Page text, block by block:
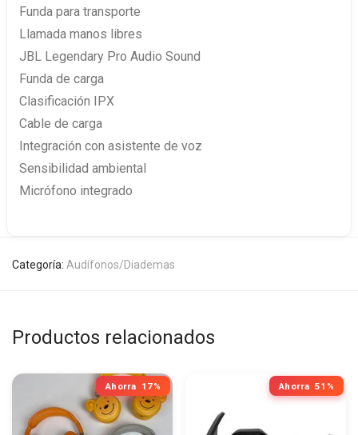
Funda para transporte
Llamada manos libres
JBL Legendary Pro Audio Sound
Funda de carga
Clasificación IPX
Cable de carga
Integración con asistente de voz
Sensibilidad ambiental
Micrófono integrado
Categoría: Audífonos/Diademas
Productos relacionados
Ahorra 17% Ahorra 51%